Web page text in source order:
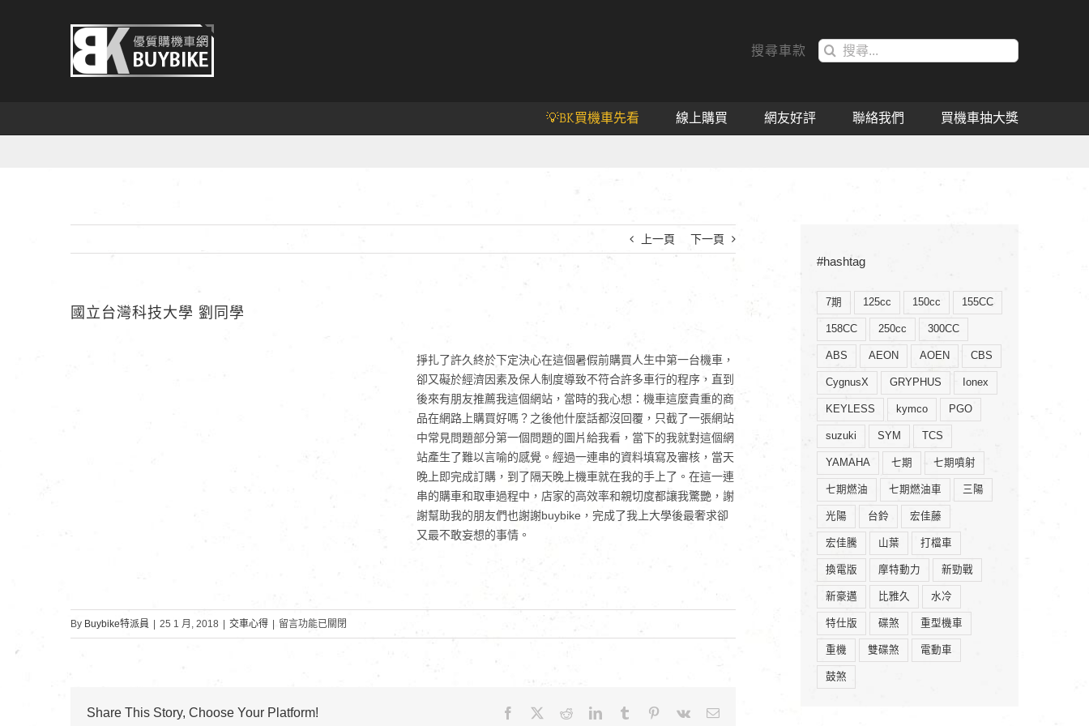
搜尋車款
搜
💡BK買機車先看 線上購買 網友好評 聯絡我們 買機車抽大獎
上一頁 下一頁
國立台灣科技大學 劉同學
掙扎了許久終於下定決心在這個暑假前購買人生中第一台機車，
卻又礙於經濟因素及保人制度導致不符合許多車行的程序，直到
後來有朋友推薦我這個網站，當時的我心想：機車這麼貴重的商
品在網路上購買好嗎？之後他什麼話都沒回覆，只截了一張網站
中常見問題部分第一個問題的圖片給我看，當下的我就對這個網
站產生了難以言喻的感覺。經過一連串的資料填寫及審核，當天
晚上即完成訂購，到了隔天晚上機車就在我的手上了。在這一連
串的購車和取車過程中，店家的高效率和親切度都讓我驚艷，謝
謝幫助我的朋友們也謝謝buybike，完成了我上大學後最奢求卻
又最不敢妄想的事情。
By Buybike特派員 25 1 月, 2018 交車心得
在
科
留言功能已關閉
Share This Story, Choose Your Platform! Facebook RedditLinkedInTumblr Pinterest
Vk Email:
#hashtag
7期 125cc 150cc 155CC
158CC 250cc 300CC
ABS AEON AOEN CBS
CygnusX GRYPHUS Ionex
KEYLESS kymco PGO
suzuki SYM TCS
YAMAHA 七期 七期噴射
七期燃油 七期燃油車 三陽
光陽 台鈴 宏佳藤
宏佳騰 山葉 打檔車
換電版 摩特動力 新勁戰
新豪邁 比雅久 水冷
特仕版 碟煞 重型機車
重機 雙碟煞 電動車
鼓煞